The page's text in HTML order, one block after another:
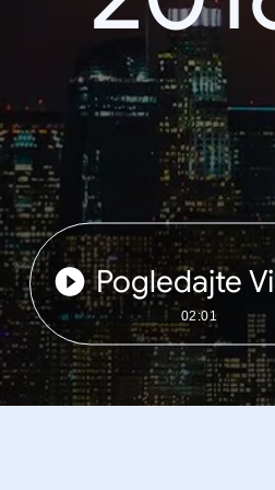
Pogledajte
02:01